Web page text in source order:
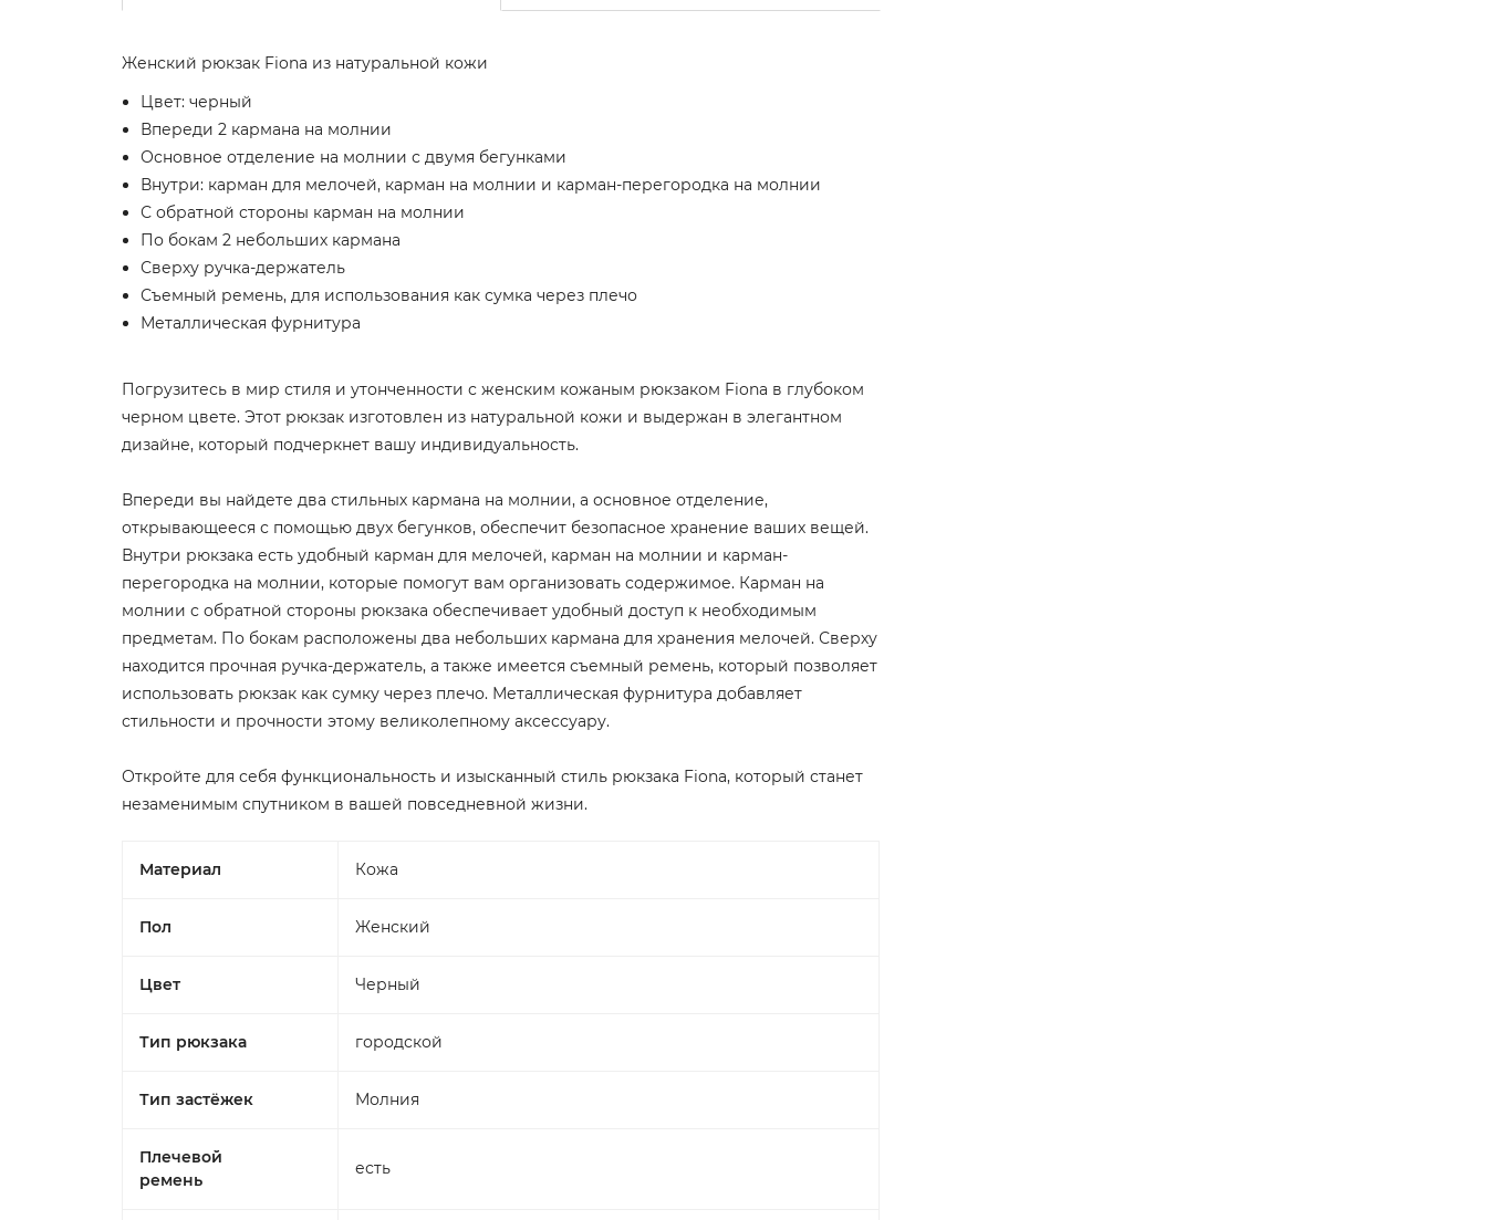
Женский рюкзак Fiona из натуральной кожи
Цвет: черный
Впереди 2 кармана на молнии
Основное отделение на молнии с двумя бегунками
Внутри: карман для мелочей, карман на молнии и карман-перегородка на молнии
С обратной стороны карман на молнии
По бокам 2 небольших кармана
Сверху ручка-держатель
Съемный ремень, для использования как сумка через плечо
Металлическая фурнитура
Погрузитесь в мир стиля и утонченности с женским кожаным рюкзаком Fiona в глубоком
черном цвете. Этот рюкзак изготовлен из натуральной кожи и выдержан в элегантном
дизайне, который подчеркнет вашу индивидуальность.
Впереди вы найдете два стильных кармана на молнии, а основное отделение,
открывающееся с помощью двух бегунков, обеспечит безопасное хранение ваших вещей.
Внутри рюкзака есть удобный карман для мелочей, карман на молнии и карман-
перегородка на молнии, которые помогут вам организовать содержимое. Карман на
молнии с обратной стороны рюкзака обеспечивает удобный доступ к необходимым
предметам. По бокам расположены два небольших кармана для хранения мелочей. Сверху
находится прочная ручка-держатель, а также имеется съемный ремень, который позволяет
использовать рюкзак как сумку через плечо. Металлическая фурнитура добавляет
стильности и прочности этому великолепному аксессуару.
Откройте для себя функциональность и изысканный стиль рюкзака Fiona, который станет
незаменимым спутником в вашей повседневной жизни.
Материал Кожа
Пол Женский
Цвет Черный
Тип рюкзака городской
Тип застёжек Молния
Плечевой
ремень
есть